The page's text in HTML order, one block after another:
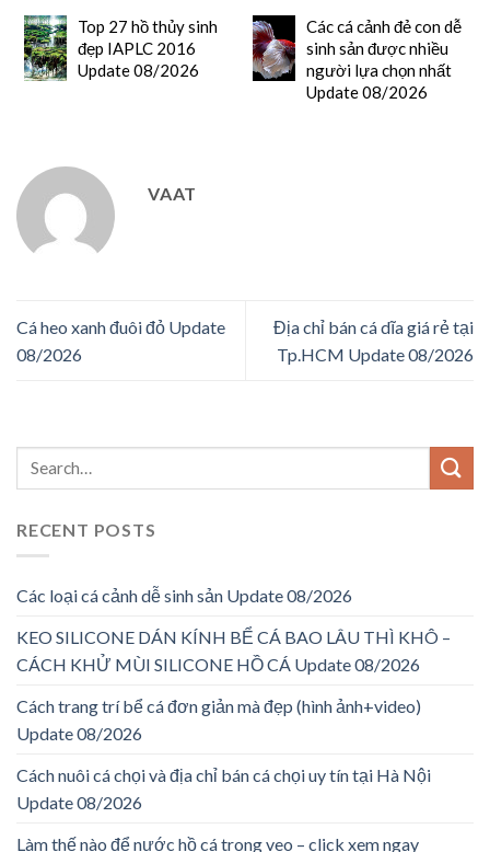
Top 27 hồ thủy sinh
đẹp IAPLC 2016
Update 08/2026
Các cá cảnh đẻ con dễ
sinh sản được nhiều
người lựa chọn nhất
Update 08/2026
VAAT
Cá heo xanh đuôi đỏ Update
08/2026
Địa chỉ bán cá dĩa giá rẻ tại
Tp.HCM Update 08/2026
RECENT POSTS
Các loại cá cảnh dễ sinh sản Update 08/2026
KEO SILICONE DÁN KÍNH BỂ CÁ BAO LÂU THÌ KHÔ –
CÁCH KHỬ MÙI SILICONE HỒ CÁ Update 08/2026
Cách trang trí bể cá đơn giản mà đẹp (hình ảnh+video)
Update 08/2026
Cách nuôi cá chọi và địa chỉ bán cá chọi uy tín tại Hà Nội
Update 08/2026
Làm thế nào để nước hồ cá trong veo – click xem ngay